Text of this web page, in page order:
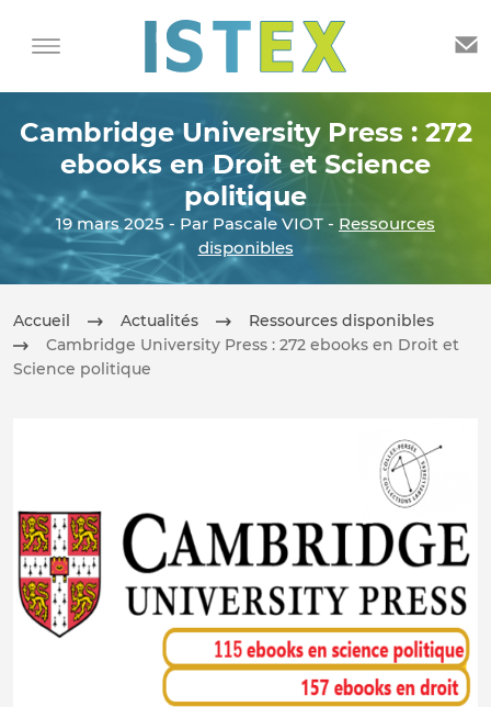
Cambridge University Press : 272
ebooks en Droit et Science
politique
19 mars 2025 - Par Pascale VIOT - Ressources
disponibles
Accueil Actualités
Ressources disponibles
Cambridge University Press : 272 ebooks en Droit et
Science politique